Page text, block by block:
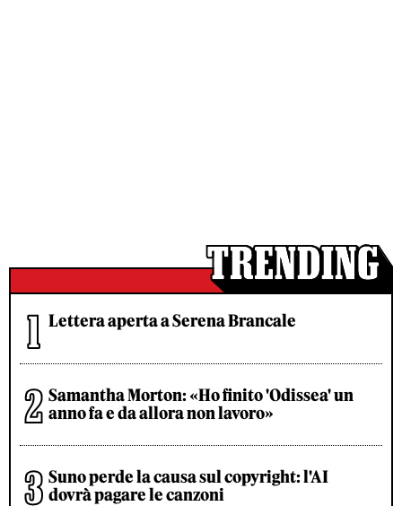
Lettera aperta a Serena Brancale
Samantha Morton: «Ho finito 'Odissea' un
anno fa e da allora non lavoro»
Suno perde la causa sul copyright: l'AI
dovrà pagare le canzoni